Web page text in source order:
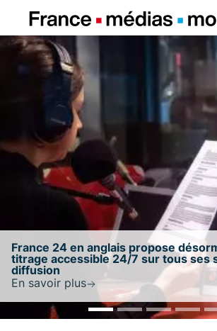
Menu
Contenu
Pied de page
désormais un sous-
ses supports de
France
au score
En savoir